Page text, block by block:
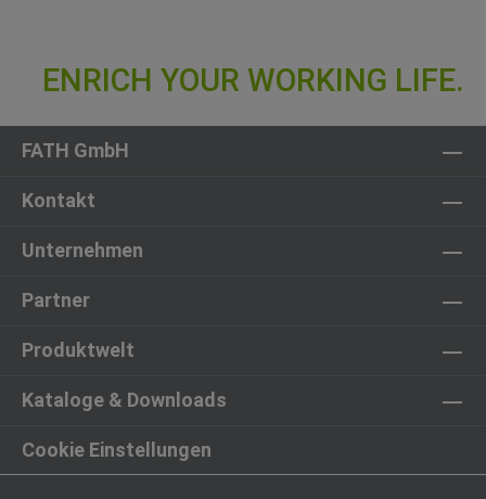
FATH GmbH
Kontakt
Unternehmen
Partner
Produktwelt
Kataloge & Downloads
Cookie Einstellungen